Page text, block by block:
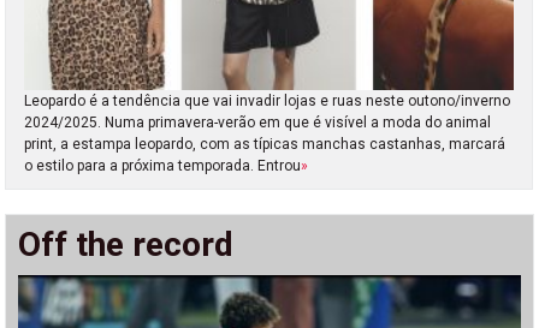
Leopardo é a tendência que vai invadir lojas e ruas neste outono/inverno
2024/2025. Numa primavera-verão em que é visível a moda do animal
print, a estampa leopardo, com as típicas manchas castanhas, marcará
o estilo para a próxima temporada. Entrou»
Off the record